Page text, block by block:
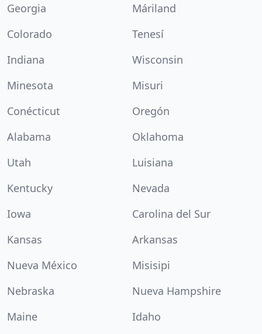
Georgia
Máriland
Colorado
Tenesí
Indiana
Wisconsin
Minesota
Misuri
Conécticut
Oregón
Alabama
Oklahoma
Utah
Luisiana
Kentucky
Nevada
Iowa
Carolina del Sur
Kansas
Arkansas
Nueva México
Misisipi
Nebraska
Nueva Hampshire
Maine
Idaho